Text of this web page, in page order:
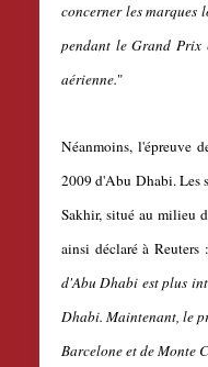
concerner les marques
pendant le Grand Prix
aérienne."
Néanmoins, l'épreuve
2009 d'Abu Dhabi. Les
Sakhir, situé au milieu
ainsi déclaré à Reuters
d'Abu Dhabi est plus
Dhabi. Maintenant, le
Barcelone et de Monte